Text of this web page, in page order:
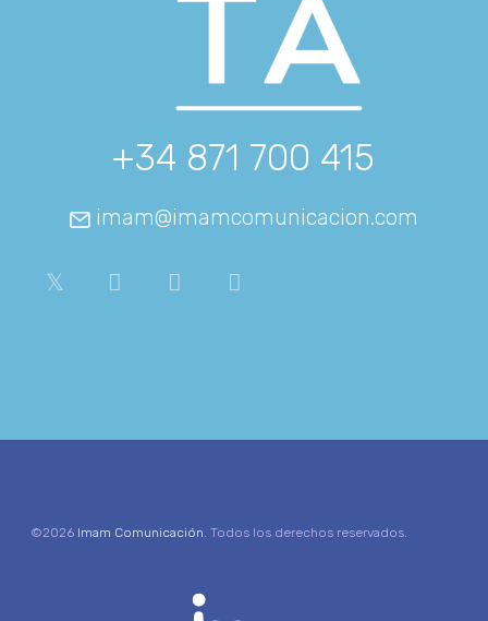
+34 871 700 415
imam@imamcomunicacion.com
©2026 Imam Comunicación. Todos los derechos reservados.